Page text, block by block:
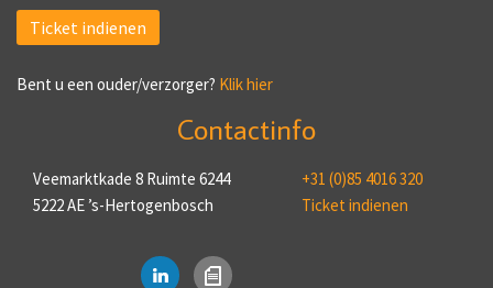
Ticket indienen
Bent u een ouder/verzorger? Klik hier
Contactinfo
Veemarktkade 8 Ruimte 6244
5222 AE ’s-Hertogenbosch
+31 (0)85 4016 320
Ticket indienen